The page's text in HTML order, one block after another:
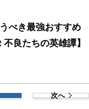
べき最強おすすめ
良たちの英雄譚】
次へ